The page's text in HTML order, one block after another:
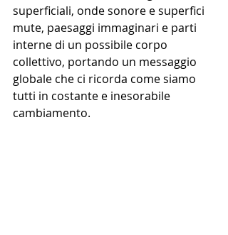
superficiali, onde sonore e superfici
mute, paesaggi immaginari e parti
interne di un possibile corpo
collettivo, portando un messaggio
globale che ci ricorda come siamo
tutti in costante e inesorabile
cambiamento.